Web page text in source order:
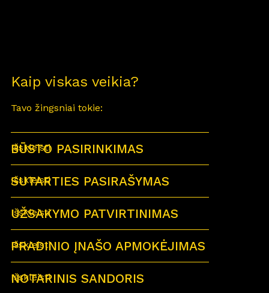
Kaip viskas veikia?
Tavo žingsniai tokie:
Išskleisti
BŪSTO PASIRINKIMAS
Išskleisti
SUTARTIES PASIRAŠYMAS
Išskleisti
UŽSAKYMO PATVIRTINIMAS
Išskleisti
PRADINIO ĮNAŠO APMOKĖJIMAS
Išskleisti
NOTARINIS SANDORIS